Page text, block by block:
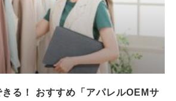
る！ おすすめ「アパレルOEMサ